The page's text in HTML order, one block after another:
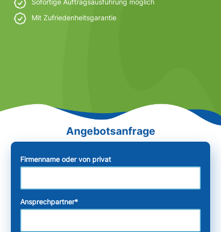
Sofortige Auftragsausführung möglich
Mit Zufriedenheitsgarantie
Firmenname oder von privat
Ansprechpartner*